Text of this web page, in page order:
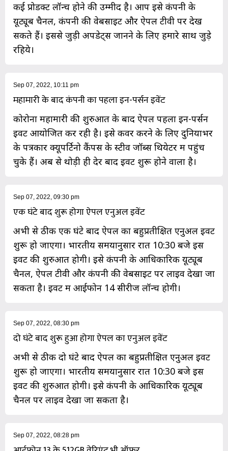
कई प्रोडक्ट लॉन्च होने की उम्मीद है। आप इसे कंपनी के
यूट्यूब चैनल, कंपनी की वेबसाइट और ऐपल टीवी पर देख
सकते हैं। इससे जुड़ी अपडेट्स जानने के लिए हमारे साथ जुड़े
रहिये।
Sep 07, 2022, 10:11 pm
महामारी के बाद कंपनी का पहला इन-पर्सन इवेंट
कोरोना महामारी की शुरुआत के बाद ऐपल पहला इन-पर्सन
इवेंट आयोजित कर रही है। इसे कवर करने के लिए दुनियाभर
के पत्रकार क्यूपर्टिनो कैंपस के स्टीव जॉब्स थियेटर में पहुंच
चुके हैं। अब से थोड़ी ही देर बाद इवेंट शुरू होने वाला है।
Sep 07, 2022, 09:30 pm
एक घंटे बाद शुरू होगा ऐपल एनुअल इवेंट
अभी से ठीक एक घंटे बाद ऐपल का बहुप्रतीक्षित एनुअल इवेंट
शुरू हो जाएगा। भारतीय समयानुसार रात 10:30 बजे इस
इवेंट की शुरुआत होगी। इसे कंपनी के आधिकारिक यूट्यूब
चैनल, ऐपल टीवी और कंपनी की वेबसाइट पर लाइव देखा जा
सकता है। इवेंट में आईफोन 14 सीरीज लॉन्च होगी।
Sep 07, 2022, 08:30 pm
दो घंटे बाद शुरू हुआ होगा ऐपल का एनुअल इवेंट
अभी से ठीक दो घंटे बाद ऐपल का बहुप्रतीक्षित एनुअल इवेंट
शुरू हो जाएगा। भारतीय समयानुसार रात 10:30 बजे इस
इवेंट की शुरुआत होगी। इसे कंपनी के आधिकारिक यूट्यूब
चैनल पर लाइव देखा जा सकता है।
Sep 07, 2022, 08:28 pm